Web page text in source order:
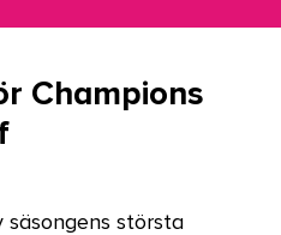
Champions
säsongens största